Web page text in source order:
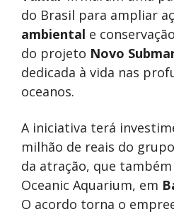
do Brasil para ampliar
ambiental e
do projeto Novo
dedicada à vida nas
oceanos.
A iniciativa terá
milhão de reais do
da atração, que
Oceanic Aquarium, em
O acordo torna o